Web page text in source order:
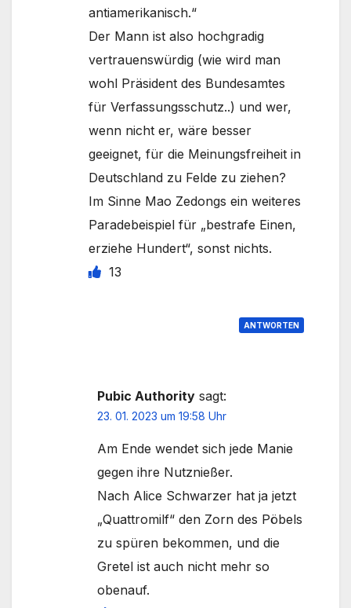
antiamerikanisch.“
Der Mann ist also hochgradig
vertrauenswürdig (wie wird man
wohl Präsident des Bundesamtes
für Verfassungsschutz..) und wer,
wenn nicht er, wäre besser
geeignet, für die Meinungsfreiheit in
Deutschland zu Felde zu ziehen?
Im Sinne Mao Zedongs ein weiteres
Paradebeispiel für „bestrafe Einen,
erziehe Hundert“, sonst nichts.
13
ANTWORTEN
Pubic Authority sagt:
23. 01. 2023 um 19:58 Uhr
Am Ende wendet sich jede Manie
gegen ihre Nutznießer.
Nach Alice Schwarzer hat ja jetzt
„Quattromilf“ den Zorn des Pöbels
zu spüren bekommen, und die
Gretel ist auch nicht mehr so
obenauf.